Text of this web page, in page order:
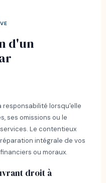
d'un
lorsqu'elle
ses omissions ou le
Le contentieux
intégrale de vos
ou moraux.
droit à